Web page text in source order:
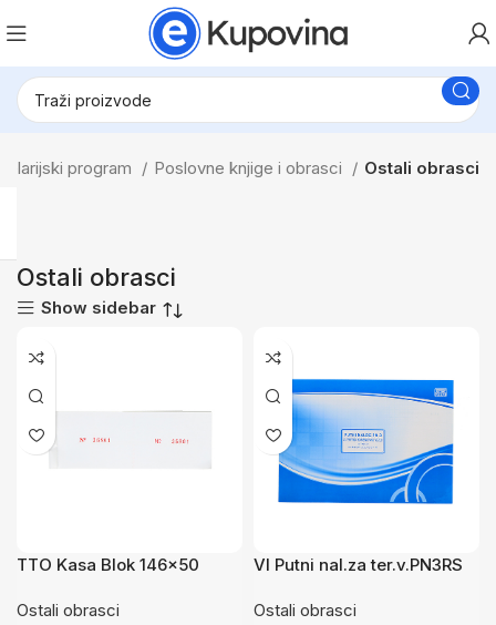
program Poslovne knjige i obrasci Ostali obrasci
Ostali obrasci
Show sidebar
TTO Kasa Blok 146×50
Ostali obrasci
VI Putni nal.za ter.v.PN3RS
Ostali obrasci